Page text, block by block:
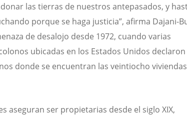
las tierras de nuestros antepasados, y
porque se haga justicia”, afirma Dajani-
de desalojo desde 1972, cuando varias
ubicadas en los Estados Unidos
donde se encuentran las veintiocho
aseguran ser propietarias desde el siglo XIX,